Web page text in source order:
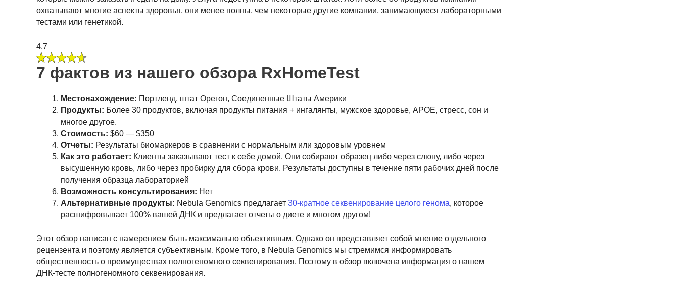
охватывают многие аспекты здоровья, они менее полны, чем некоторые другие компании, занимающиеся лабораторными
тестами или генетикой.
4.7
7 фактов из нашего обзора RxHomeTest
Местонахождение: Портленд, штат Орегон, Соединенные Штаты Америки
Продукты: Более 30 продуктов, включая продукты питания + ингалянты, мужское здоровье, APOE, стресс, сон и
многое другое.
Стоимость: $60 — $350
Отчеты: Результаты биомаркеров в сравнении с нормальным или здоровым уровнем
Как это работает: Клиенты заказывают тест к себе домой. Они собирают образец либо через слюну, либо через
высушенную кровь, либо через пробирку для сбора крови. Результаты доступны в течение пяти рабочих дней после
получения образца лабораторией
Возможность консультирования: Нет
Альтернативные продукты: Nebula Genomics предлагает 30-кратное секвенирование целого генома, которое
расшифровывает 100% вашей ДНК и предлагает отчеты о диете и многом другом!
Этот обзор написан с намерением быть максимально объективным. Однако он представляет собой мнение отдельного
рецензента и поэтому является субъективным. Кроме того, в Nebula Genomics мы стремимся информировать
общественность о преимуществах полногеномного секвенирования. Поэтому в обзор включена информация о нашем
ДНК-тесте полногеномного секвенирования.